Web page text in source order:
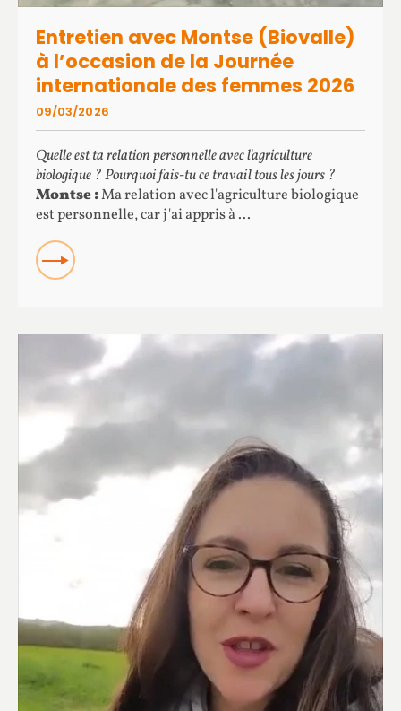
Entretien avec Montse (Biovalle)
à l’occasion de la Journée
internationale des femmes 2026
Quelle est ta relation personnelle avec l'agriculture
biologique ? Pourquoi fais-tu ce travail tous les jours ?
Montse :Ma relation avec l'agriculture biologique
est personnelle, car j'ai appris à ...
READ
09/03/2026